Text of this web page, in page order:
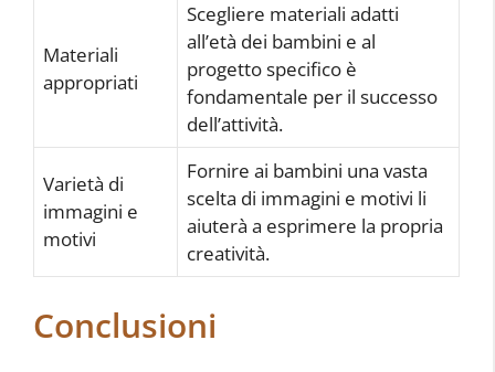
Materiali
appropriati
Scegliere materiali adatti
all’età dei bambini e al
progetto specifico è
fondamentale per il successo
dell’attività.
Varietà di
immagini e
motivi
Fornire ai bambini una vasta
scelta di immagini e motivi li
aiuterà a esprimere la propria
creatività.
Conclusioni